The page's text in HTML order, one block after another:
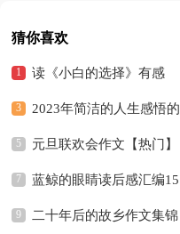
猜你喜欢
读《小白的选择》有感
2023年简洁的人生感悟的
好句摘录36条
元旦联欢会作文【热门】
蓝鲸的眼睛读后感汇编15
篇 二十年后的故乡作文集锦